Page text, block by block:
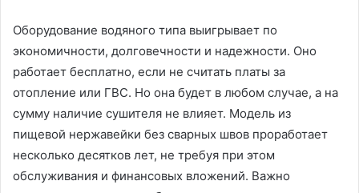
Оборудование водяного типа выигрывает по
экономичности, долговечности и надежности. Оно
работает бесплатно, если не считать платы за
отопление или ГВС. Но она будет в любом случае, а на
сумму наличие сушителя не влияет. Модель из
пищевой нержавейки без сварных швов проработает
несколько десятков лет, не требуя при этом
обслуживания и финансовых вложений. Важно